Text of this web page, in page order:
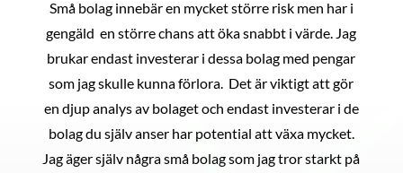
Små bolag innebär en mycket större risk men har i
gengäld en större chans att öka snabbt i värde. Jag
brukar endast investerar i dessa bolag med pengar
som jag skulle kunna förlora. Det är viktigt att gör
en djup analys av bolaget och endast investerar i de
bolag du själv anser har potential att växa mycket.
Jag äger själv några små bolag som jag tror starkt på